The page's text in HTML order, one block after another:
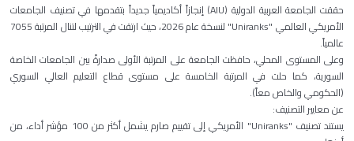
حققت الجامعة العربية الدولية (AIU) إنجازاً أكاديمياً جديداً بتقدمها في تصنيف الجامعات
الأمريكي العالمي "Uniranks" لنسخة عام 2026، حيث ارتقت في الترتيب لتنال المرتبة 7055
عالمياً.
وعلى المستوى المحلي، حافظت الجامعة على المرتبة الأولى صدارةً بين الجامعات الخاصة
السورية، كما حلت في المرتبة الخامسة على مستوى قطاع التعليم العالي السوري
(الحكومي والخاص معاً).
عن معايير التصنيف:
يستند تصنيف "Uniranks" الأمريكي إلى تقييم صارم يشمل أكثر من 100 مؤشر أداء، من